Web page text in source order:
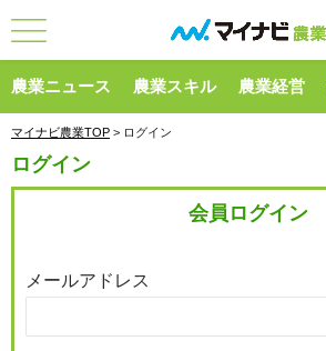
農業ニュース 農業スキル 農業経営
マイナビ農業TOP > ログイン
ログイン
会員ログイン
メールアドレス